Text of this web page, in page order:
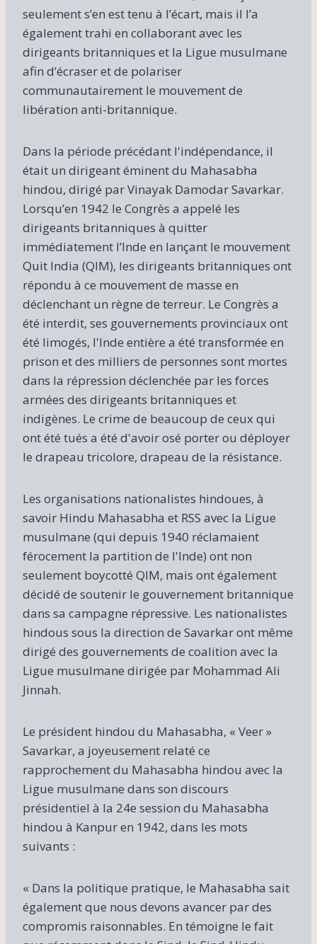
seulement s’en est tenu à l’écart, mais il l’a
également trahi en collaborant avec les
dirigeants britanniques et la Ligue musulmane
afin d’écraser et de polariser
communautairement le mouvement de
libération anti-britannique.
Dans la période précédant l'indépendance, il
était un dirigeant éminent du Mahasabha
hindou, dirigé par Vinayak Damodar Savarkar.
Lorsqu’en 1942 le Congrès a appelé les
dirigeants britanniques à quitter
immédiatement l’Inde en lançant le mouvement
Quit India (QIM), les dirigeants britanniques ont
répondu à ce mouvement de masse en
déclenchant un règne de terreur. Le Congrès a
été interdit, ses gouvernements provinciaux ont
été limogés, l'Inde entière a été transformée en
prison et des milliers de personnes sont mortes
dans la répression déclenchée par les forces
armées des dirigeants britanniques et
indigènes. Le crime de beaucoup de ceux qui
ont été tués a été d'avoir osé porter ou déployer
le drapeau tricolore, drapeau de la résistance.
Les organisations nationalistes hindoues, à
savoir Hindu Mahasabha et RSS avec la Ligue
musulmane (qui depuis 1940 réclamaient
férocement la partition de l'Inde) ont non
seulement boycotté QIM, mais ont également
décidé de soutenir le gouvernement britannique
dans sa campagne répressive. Les nationalistes
hindous sous la direction de Savarkar ont même
dirigé des gouvernements de coalition avec la
Ligue musulmane dirigée par Mohammad Ali
Jinnah.
Le président hindou du Mahasabha, « Veer »
Savarkar, a joyeusement relaté ce
rapprochement du Mahasabha hindou avec la
Ligue musulmane dans son discours
présidentiel à la 24e session du Mahasabha
hindou à Kanpur en 1942, dans les mots
suivants :
« Dans la politique pratique, le Mahasabha sait
également que nous devons avancer par des
compromis raisonnables. En témoigne le fait